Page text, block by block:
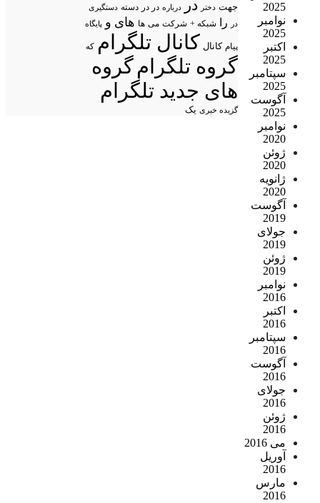
2025
نوامبر
2025
اکتبر
2025
سپتامبر
2025
آگوست
2025
نوامبر
2020
ژوئن
2020
ژانویه
2020
آگوست
2019
جولای
2019
ژوئن
2019
نوامبر
2016
اکتبر
2016
سپتامبر
2016
آگوست
2016
جولای
2016
ژوئن
2016
می 2016
آوریل
2016
مارس
2016
جهت دختر در درباره در در دسته دستگیری
در
را شبکه + شرکت می ها های و پایگاه
پیام کانال کانال تلگرام که
گروه تلگرامگروه
های جدید تلگرام
گزیده خبری یک